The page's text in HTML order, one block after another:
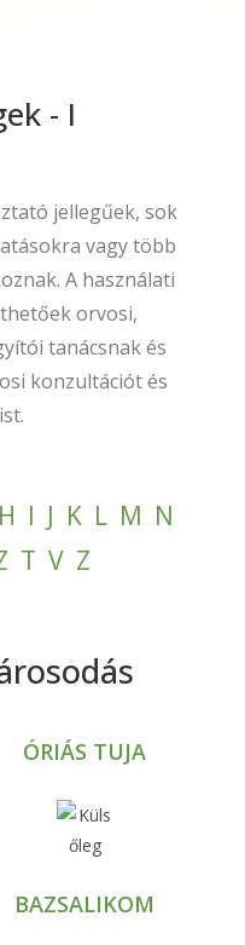
- I
jellegűek, sok
vagy több
A használati
orvosi,
tanácsnak és
konzultációt és
H I J K L M N
T V Z
ÓRIÁS TUJA
BAZSALIKOM